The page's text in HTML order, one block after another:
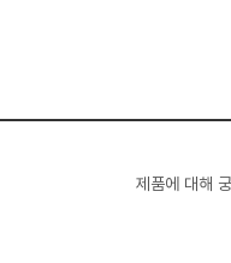
제품에 대해